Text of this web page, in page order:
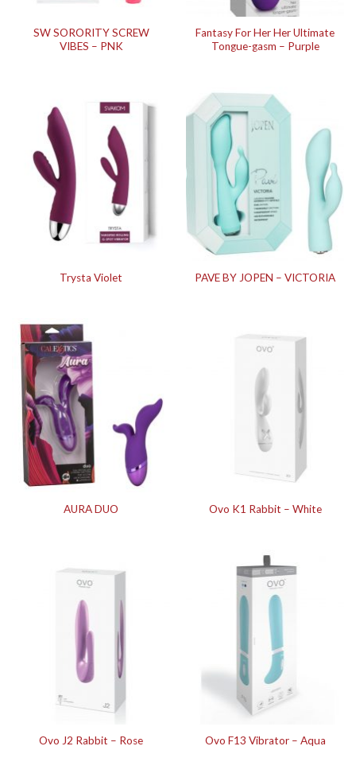
SW SORORITY SCREW
VIBES – PNK
Fantasy For Her Her Ultimate
Tongue-gasm – Purple
Trysta Violet PAVE BY JOPEN – VICTORIA
AURA DUO Ovo K1 Rabbit – White
Ovo J2 Rabbit – Rose Ovo F13 Vibrator – Aqua